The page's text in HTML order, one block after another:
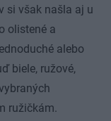
si však našla aj u
olistené a
alebo
biele, ružové,
ružičkám.